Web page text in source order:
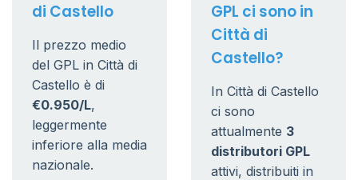
di Castello
Il prezzo medio
del GPL in Città di
Castello è di
€0.950/L,
leggermente
inferiore alla media
nazionale.
GPL ci sono in
Città di
Castello?
In Città di Castello
ci sono
attualmente 3
distributori GPL
attivi, distribuiti in